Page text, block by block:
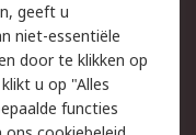
veiligheid
geeft u
niet-essentiële
door te klikken op
u op "Alles
functies